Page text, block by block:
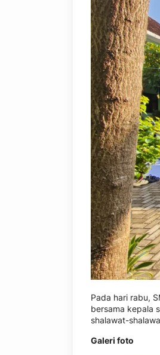
Pada hari rabu,
bersama kepala
shalawat-
Galeri foto